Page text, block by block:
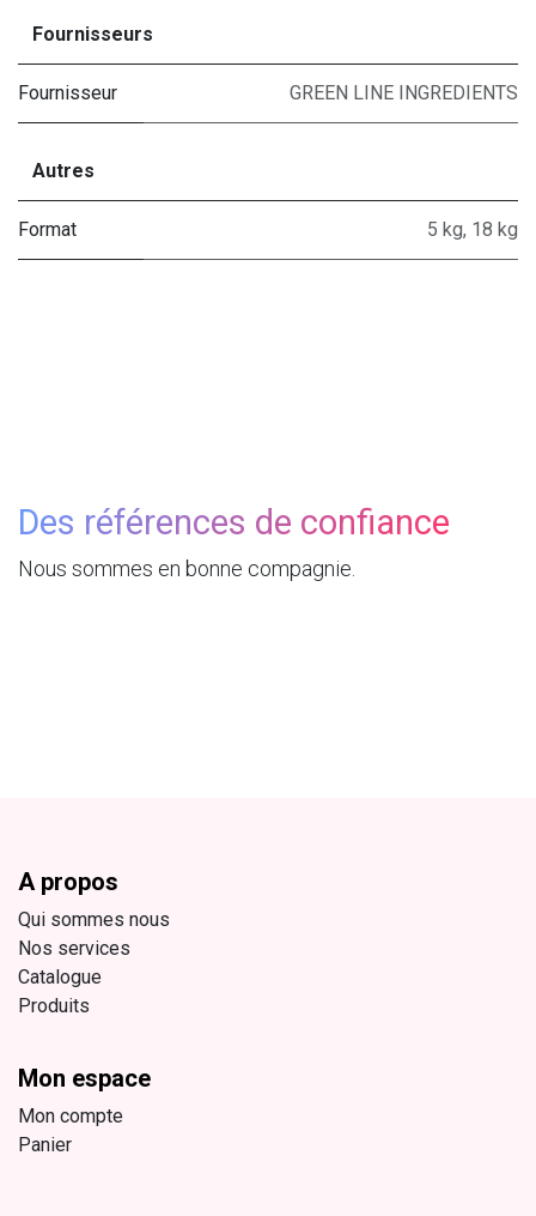
Fournisseurs
Fournisseur GREEN LINE INGREDIENTS
Autres
Format 5 kg, 18 kg
Des références de confiance
Nous sommes en bonne compagnie.
A propos
Qui sommes nous
Nos services
Catalogue
Produits
Mon espace
Mon compte
Panier